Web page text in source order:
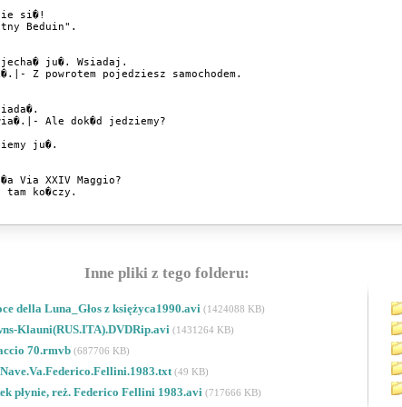
si�!
Beduin".
ju�. Wsiadaj.
Z powrotem pojedziesz samochodem.
Ale dok�d jedziemy?
ju�.
Via XXIV Maggio?
ko�czy.
Inne pliki z tego folderu:
della Luna_Głos z księżyca1990.avi (1424088 KB)
Klauni(RUS.ITA).DVDRip.avi (1431264 KB)
70.rmvb (687706 KB)
(49 KB)
płynie, reż. Federico Fellini 1983.avi (717666 KB)